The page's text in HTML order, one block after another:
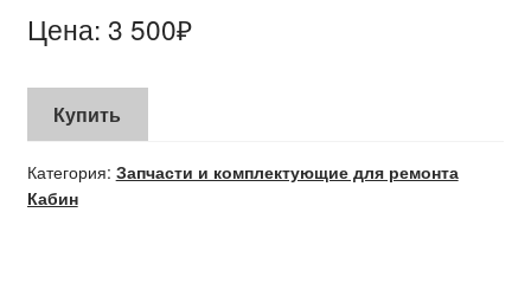
Цена: 3 500₽
Купить
Категория: Запчасти и комплектующие для ремонта
Кабин